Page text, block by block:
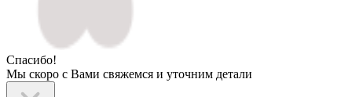
Спасибо!
Мы скоро с Вами свяжемся и уточним детали